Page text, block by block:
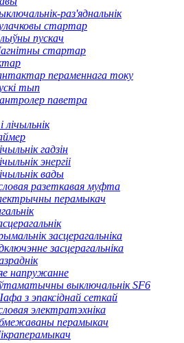
раз'яднальнік
стартар
пускач
стартар
​​пераменнага току
тып
паветра
лічыльнік
гадзін
энергіі
вады
разеткавая муфта
перамыкач
засцерагальніка
засцерагальніка
напружанне
выключальнік SF6
з эпаксіднай сеткай
электратэхніка
перамыкач